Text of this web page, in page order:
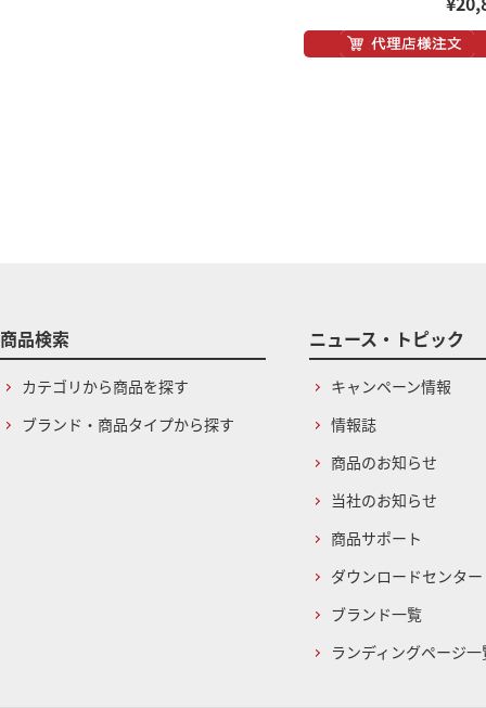
商品検索
カテゴリから商品を探す
ブランド・商品タイプから探す
ニュース・トピック
キャンペーン情報
情報誌
商品のお知らせ
当社のお知らせ
商品サポート
ダウンロードセンター
ブランド一覧
ランディングページ一